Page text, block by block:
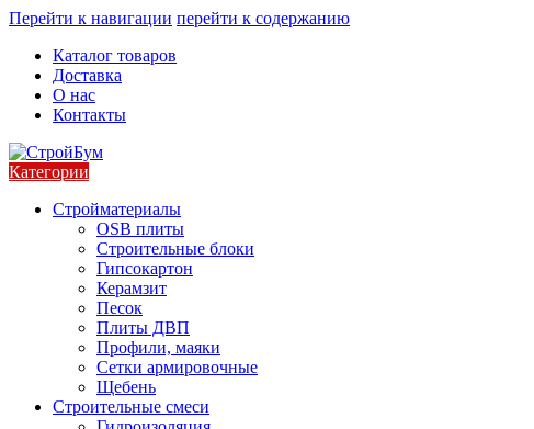
Перейти к навигации перейти к содержанию
Каталог товаров
Доставка
О нас
Контакты
Категории
Стройматериалы
OSB плиты
Строительные блоки
Гипсокартон
Керамзит
Песок
Плиты ДВП
Профили, маяки
Сетки армировочные
Щебень
Строительные смеси